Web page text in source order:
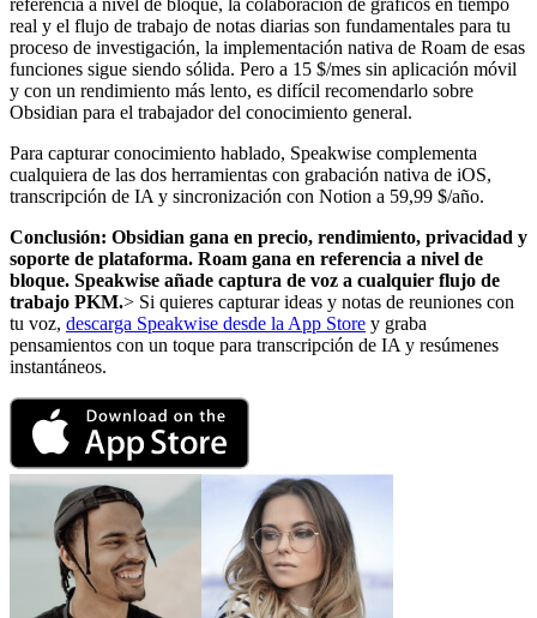
real y el flujo de trabajo de notas diarias son fundamentales para tu
proceso de investigación, la implementación nativa de Roam de esas
funciones sigue siendo sólida. Pero a 15 $/mes sin aplicación móvil
y con un rendimiento más lento, es difícil recomendarlo sobre
Obsidian para el trabajador del conocimiento general.
Para capturar conocimiento hablado, Speakwise complementa
cualquiera de las dos herramientas con grabación nativa de iOS,
transcripción de IA y sincronización con Notion a 59,99 $/año.
Conclusión: Obsidian gana en precio, rendimiento, privacidad y
soporte de plataforma. Roam gana en referencia a nivel de
bloque. Speakwise añade captura de voz a cualquier flujo de
trabajo PKM.> Si quieres capturar ideas y notas de reuniones con
tu voz, descarga Speakwise desde la App Store y graba
pensamientos con un toque para transcripción de IA y resúmenes
instantáneos.